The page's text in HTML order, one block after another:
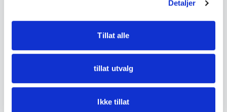
Detaljer
Tillat alle
tillat utvalg
Ikke tillat